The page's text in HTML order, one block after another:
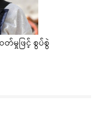
မှုဖြင့် စွပ်စွဲ